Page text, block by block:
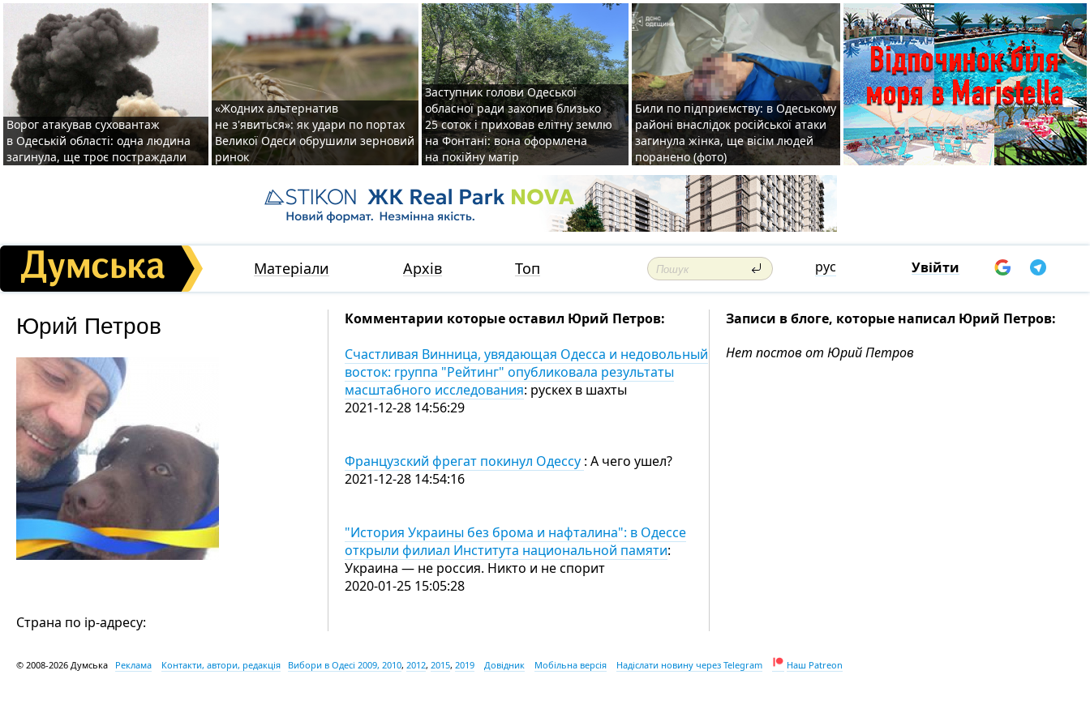
Ворог атакував суховантаж
в Одеській області: одна людина
загинула, ще троє постраждали
«Жодних альтернатив
не з'явиться»: як удари по портах
Великої Одеси обрушили зерновий
ринок
Заступник голови Одеської
обласної ради захопив близько
25 соток і приховав елітну землю
на Фонтані: вона оформлена
на покійну матір
Били по підприємству: в Одеському
районі внаслідок російської атаки
загинула жінка, ще вісім людей
поранено (фото)
Матеріали Архів Топ рус Увійти
Юрий Петров
Страна по ip-адресу:
Комментарии которые оставил Юрий Петров:
Счастливая Винница, увядающая Одесса и недовольный
восток: группа "Рейтинг" опубликовала результаты
масштабного исследования: рускех в шахты
2021-12-28 14:56:29
Французский фрегат покинул Одессу : А чего ушел?
2021-12-28 14:54:16
"История Украины без брома и нафталина": в Одессе
открыли филиал Института национальной памяти:
Украина — не россия. Никто и не спорит
2020-01-25 15:05:28
Записи в блоге, которые написал Юрий Петров:
Нет постов от Юрий Петров
© 2008-2026 Думська Реклама Контакти, автори, редакція Вибори в Одесі 2009, 2010, 2012, 2015, 2019 Довідник Мобільна версія Надіслати новину через Telegram Наш Patreon